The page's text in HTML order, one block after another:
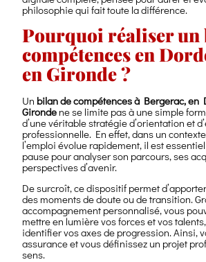
philosophie qui fait toute la différence.
Pourquoi réaliser un
compétences en
en Gironde ?
Un bilan de compétences à Bergerac, en
Gironde ne se limite pas à une simple
d’une véritable stratégie d’orientation et
professionnelle. En effet, dans un
l’emploi évolue rapidement, il est
pause pour analyser son parcours, ses
perspectives d’avenir.
De surcroît, ce dispositif permet
des moments de doute ou de transition.
accompagnement personnalisé, vous
mettre en lumière vos forces et vos
identifier vos axes de progression. Ainsi,
assurance et vous définissez un projet
sens.